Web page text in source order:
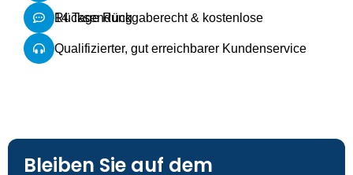
14 Tage Rückgaberecht & kostenlose Rücksendung
Qualifizierter, gut erreichbarer Kundenservice
Bleiben Sie auf dem